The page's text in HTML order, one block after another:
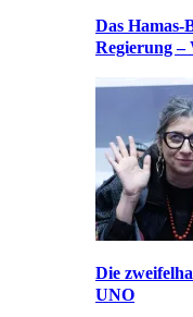
Das
Regierung –
Die
UNO